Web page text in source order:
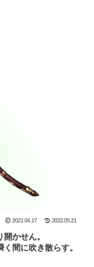
2021.04.17 2022.05.21
かせん。
間に吹き散らす。